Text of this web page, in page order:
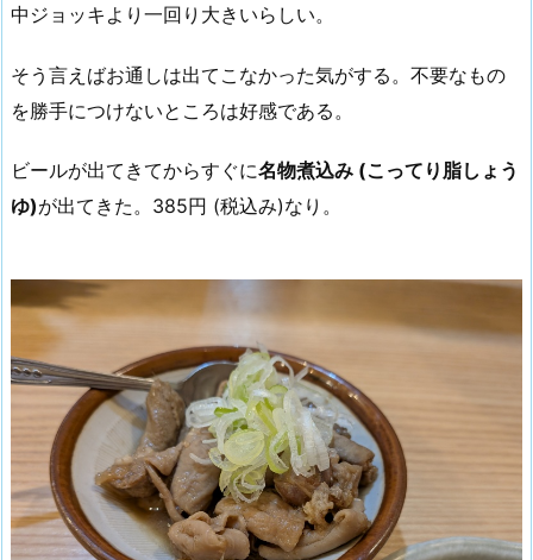
中ジョッキより一回り大きいらしい。
そう言えばお通しは出てこなかった気がする。不要なもの
を勝手につけないところは好感である。
ビールが出てきてからすぐに名物煮込み (こってり脂しょう
ゆ)が出てきた。385円 (税込み)なり。